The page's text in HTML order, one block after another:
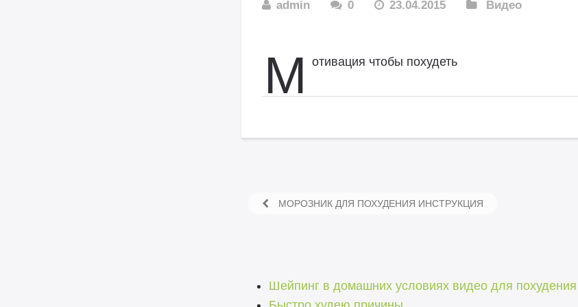
admin 0 23.04.2015 Видео
М отивация чтобы похудеть
МОРОЗНИК ДЛЯ ПОХУДЕНИЯ ИНСТРУКЦИЯ
Шейпинг в домашних условиях видео для похудения